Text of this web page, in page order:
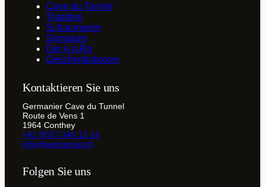
Cave du Tunnel
Tradition
Schaumwein
Signature
Der A.p.Ro
Geschenksboxen
Kontaktieren Sie uns
Germanier Cave du Tunnel
Route de Vens 1
1964 Conthey
+41 (0)27 346 12 14
info@germanier.ch
Folgen Sie uns